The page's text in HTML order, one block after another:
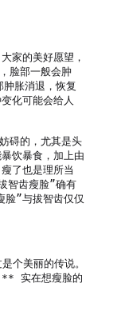
家的美好愿望，
脸部一般会肿
胀消退，恢复
化可能会给人
碍的，尤其是头
饮暴食，加上由
了也是理所当
智齿瘦脸”确有
脸”与拔智齿仅仅
个美丽的传说。
** 实在想瘦脸的